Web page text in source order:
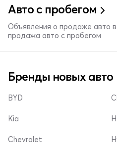
Авто с пробегом
Объявления о продаже авто
продажа авто с пробегом
Бренды новых авто
BYD
Kia
Chevrolet